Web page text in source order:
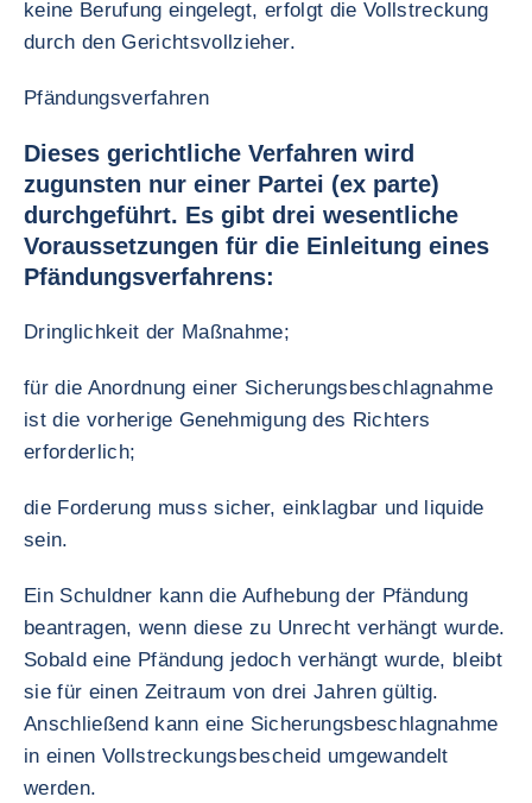
keine Berufung eingelegt, erfolgt die Vollstreckung
durch den Gerichtsvollzieher.
Pfändungsverfahren
Dieses gerichtliche Verfahren wird
zugunsten nur einer Partei (ex parte)
durchgeführt. Es gibt drei wesentliche
Voraussetzungen für die Einleitung eines
Pfändungsverfahrens:
Dringlichkeit der Maßnahme;
für die Anordnung einer Sicherungsbeschlagnahme
ist die vorherige Genehmigung des Richters
erforderlich;
die Forderung muss sicher, einklagbar und liquide
sein.
Ein Schuldner kann die Aufhebung der Pfändung
beantragen, wenn diese zu Unrecht verhängt wurde.
Sobald eine Pfändung jedoch verhängt wurde, bleibt
sie für einen Zeitraum von drei Jahren gültig.
Anschließend kann eine Sicherungsbeschlagnahme
in einen Vollstreckungsbescheid umgewandelt
werden.